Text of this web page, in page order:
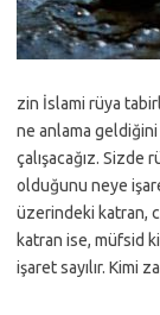
zin İslami rüya
ne anlama geldiğini
çalışacağız. Sizde
olduğunu neye
üzerindeki katran,
katran ise, müfsid
işaret sayılır. Kimi